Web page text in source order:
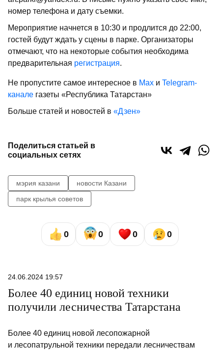
номер телефона и дату съемки.
Мероприятие начнется в 10:30 и продлится до 22:00,
гостей будут ждать у сцены в парке. Организаторы
отмечают, что на некоторые события необходима
предварительная регистрация.
Не пропустите самое интересное в Max и Telegram-
канале газеты «Республика Татарстан»
Больше статей и новостей в «Дзен»
Поделиться статьей в
социальных сетях
мэрия казани
новости Казани
парк крылья советов
0 0 0 0
24.06.2024 19:57
Более 40 единиц новой техники
получили лесничества Татарстана
Более 40 единиц новой лесопожарной
и лесопатрульной техники передали лесничествам